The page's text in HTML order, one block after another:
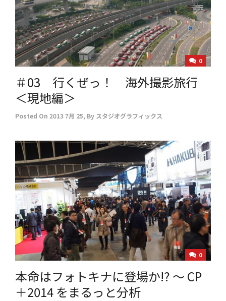
0
＃03 行くぜっ！ 海外撮影旅行
＜現地編＞
Posted On 2013 7月 25, By スタジオグラフィックス
0
本命はフォトキナに登場か!? ～ CP
＋2014 をまるっと分析